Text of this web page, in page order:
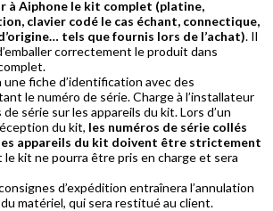
à Aiphone le kit complet (platine,
clavier codé le cas échant, connectique,
tels que fournis lors de l’achat). Il
correctement le produit dans
une fiche d’identification avec des
le numéro de série. Charge à l’installateur
série sur les appareils du kit. Lors d’un
du kit, les numéros de série collés
appareils du kit doivent être strictement
le kit ne pourra être pris en charge et sera
d’expédition entraînera l’annulation
matériel, qui sera restitué au client.